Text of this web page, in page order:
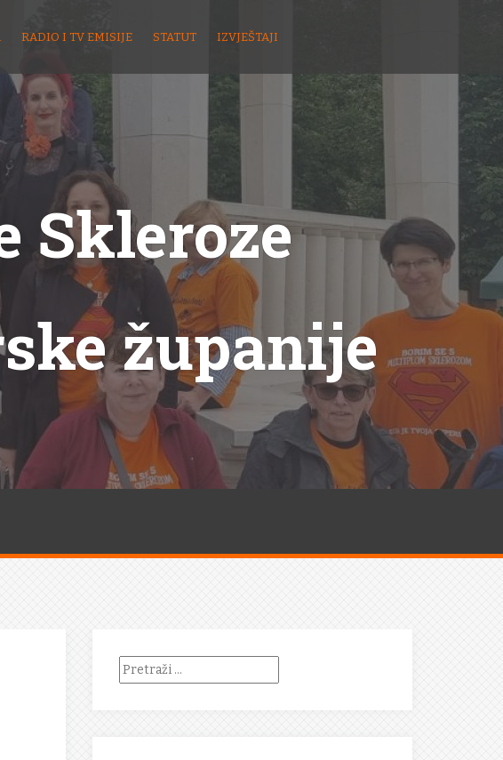
RADIO I TV EMISIJE STATUT IZVJEŠTAJI
Skleroze
županije
Pretraži: